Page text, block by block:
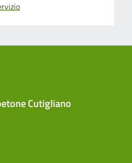
Cutigliano